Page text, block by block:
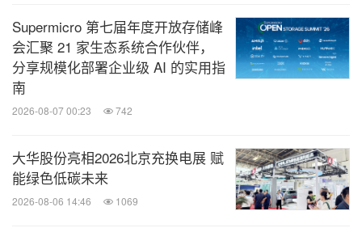
BEYOND Expo 2026还与B站、小红书科技展开内容
合作，通过视频创作、逛展笔记和现场打卡等形式，
进一步放大展会现场的科技内容传播。大会期间，环
BEYOND资本酒会、BEYOND官方派对、BEYOND
UFC Watch Party、BEYOND AI Clash派对和国际创
新交流之夜等八大特色派对也将陆续举行，让全球投
Supermicro 第七届年度开放存储峰
会汇聚 21 家生态系统合作伙伴，
分享规模化部署企业级 AI 的实用指
南
2026-08-07 00:23 742
大华股份亮相2026北京充换电展 赋
能绿色低碳未来
2026-08-06 14:46 1069